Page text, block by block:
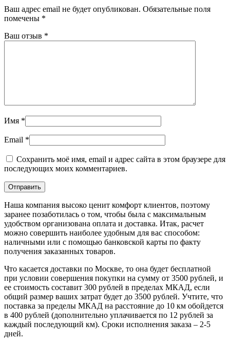
Ваш адрес email не будет опубликован. Обязательные поля
помечены *
Ваш отзыв *
Имя *
Email *
Сохранить моё имя, email и адрес сайта в этом браузере для
последующих моих комментариев.
Наша компания высоко ценит комфорт клиентов, поэтому
заранее позаботилась о том, чтобы была с максимальным
удобством организована оплата и доставка. Итак, расчет
можно совершить наиболее удобным для вас способом:
наличными или с помощью банковской карты по факту
получения заказанных товаров.
Что касается доставки по Москве, то она будет бесплатной
при условии совершения покупки на сумму от 3500 рублей, и
ее стоимость составит 300 рублей в пределах МКАД, если
общий размер ваших затрат будет до 3500 рублей. Учтите, что
поставка за пределы МКАД на расстояние до 10 км обойдется
в 400 рублей (дополнительно уплачивается по 12 рублей за
каждый последующий км). Сроки исполнения заказа – 2-5
дней.